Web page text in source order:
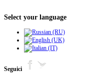
Select your language
Seguici